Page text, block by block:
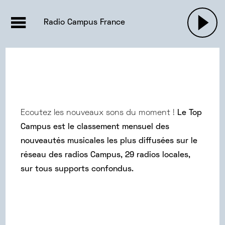
ACTUALITÉS
EMISSIONS |
PODCASTS
Radio Campus France
Ecoutez les nouveaux sons du moment ! Le Top
Campus est le classement mensuel des
nouveautés musicales les plus diffusées sur le
réseau des radios Campus, 29 radios locales,
sur tous supports confondus.